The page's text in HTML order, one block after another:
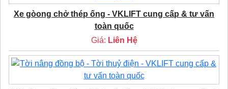
Xe gòong chở thép ống - VKLIFT cung cấp & tư vấn
toàn quốc
Giá: Liên Hệ